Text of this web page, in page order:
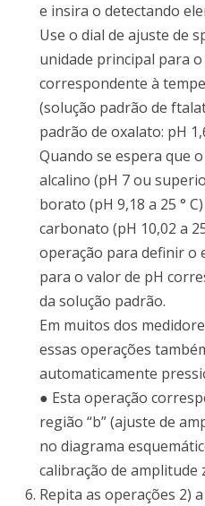
e insira o detectando
Use o dial de ajuste de
unidade principal para
correspondente à
(solução padrão de
padrão de oxalato: pH
Quando se espera que
alcalino (pH 7 ou
borato (pH 9,18 a 25 °
carbonato (pH 10,02 a
operação para definir o
para o valor de pH
da solução padrão.
Em muitos dos
essas operações
automaticamente
● Esta operação
região “b” (ajuste de
no diagrama
calibração de amplitude
Repita as operações 2)